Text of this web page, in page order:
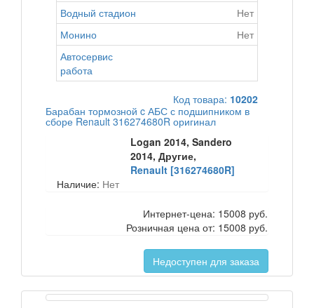
Водный стадион
Нет
Монино
Нет
Автосервис
работа
Код товара: 10202
Барабан тормозной c АБС с подшипником в
сборе Renault 316274680R оригинал
Logan 2014, Sandero
2014, Другие,
Renault [316274680R]
Наличие: Нет
Интернет-цена: 15008 руб.
Розничная цена от: 15008 руб.
Недоступен для заказа